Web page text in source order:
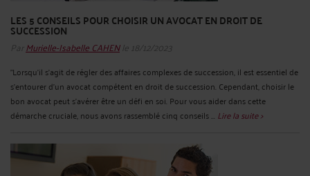
LES 5 CONSEILS POUR CHOISIR UN AVOCAT EN DROIT DE
SUCCESSION
Par Murielle-Isabelle CAHENle 18/12/2023
"Lorsqu'il s'agit de régler des affaires complexes de succession, il est essentiel de
s'entourer d'un avocat compétent en droit de succession. Cependant, choisir le
bon avocat peut s'avérer être un défi en soi. Pour vous aider dans cette
démarche cruciale, nous avons rassemblé cinq conseils ... Lire la suite >